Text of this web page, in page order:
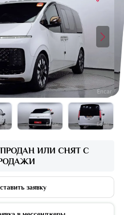
ИЛИ СНЯТ С
заявку